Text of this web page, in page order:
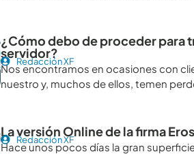
¿Cómo debo de proceder para
servidor?
Redacción XF
Nos encontramos en ocasiones con
nuestro y, muchos de ellos, temen
La versión Online de la firma
Redacción XF
Hace unos pocos días la gran